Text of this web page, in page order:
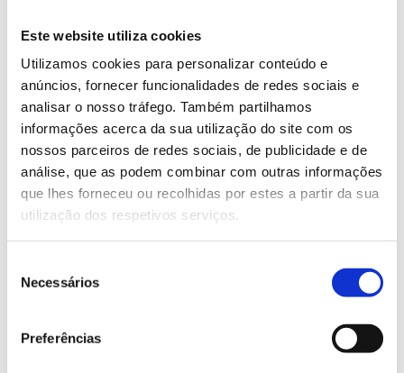
Este website utiliza cookies
Utilizamos cookies para personalizar conteúdo e
anúncios, fornecer funcionalidades de redes sociais e
analisar o nosso tráfego. Também partilhamos
informações acerca da sua utilização do site com os
nossos parceiros de redes sociais, de publicidade e de
análise, que as podem combinar com outras informações
que lhes forneceu ou recolhidas por estes a partir da sua
utilização dos respetivos serviços.
Necessários
PreferênciasDescarregar Ficha Técnica
Descarregar Plano